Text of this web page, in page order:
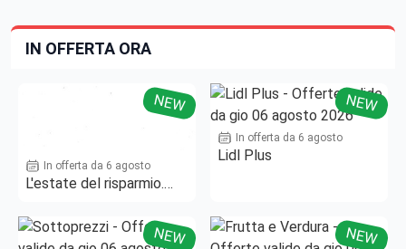
IN OFFERTA ORA
NEW
In offerta da 6 agosto
L'estate del risparmio.
NEW
In offerta da 6 agosto
Lidl Plus
NEW NEW